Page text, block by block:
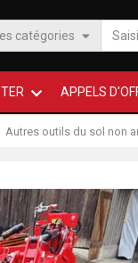
catégories
APPELS
Autres outils du sol non